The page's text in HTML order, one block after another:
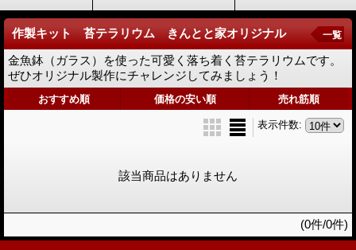
作製キット 苔テラリウム きんとと家オリジナル
金魚鉢（ガラス）を使った可愛く落ち着く苔テラリウムです。
ぜひオリジナル製作にチャレンジしてみましょう！
一覧
おすすめ順 価格の安い順 売れ筋順
表示件数:
該当商品はありません
(0件/0件)